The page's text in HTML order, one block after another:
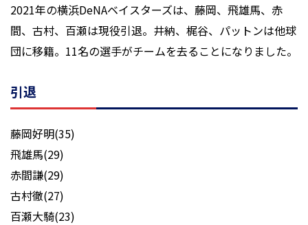
2021年の横浜DeNAベイスターズは、藤岡、飛雄馬、赤
間、古村、百瀬は現役引退。井納、梶谷、パットンは他球
団に移籍。11名の選手がチームを去ることになりました。
引退
藤岡好明(35)
飛雄馬(29)
赤間謙(29)
古村徹(27)
百瀬大騎(23)